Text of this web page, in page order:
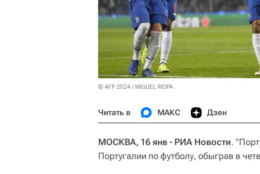
© AFP 2024 / MIGUEL RIOPA
Читать в МАКС Дзен
МОСКВА, 16 янв - РИА Новости.
Португалии по футболу, обыграв в